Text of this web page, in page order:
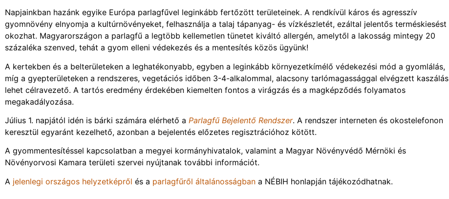
Napjainkban hazánk egyike Európa parlagfűvel leginkább fertőzött területeinek. A rendkívül káros és agresszív
gyomnövény elnyomja a kultúrnövényeket, felhasználja a talaj tápanyag- és vízkészletét, ezáltal jelentős terméskiesést
okozhat. Magyarországon a parlagfű a legtöbb kellemetlen tünetet kiváltó allergén, amelytől a lakosság mintegy 20
százaléka szenved, tehát a gyom elleni védekezés és a mentesítés közös ügyünk!
A kertekben és a belterületeken a leghatékonyabb, egyben a leginkább környezetkímélő védekezési mód a gyomlálás,
míg a gyepterületeken a rendszeres, vegetációs időben 3-4-alkalommal, alacsony tarlómagassággal elvégzett kaszálás
lehet célravezető. A tartós eredmény érdekében kiemelten fontos a virágzás és a magképződés folyamatos
megakadályozása.
Július 1. napjától idén is bárki számára elérhető a Parlagfű Bejelentő Rendszer. A rendszer interneten és okostelefonon
keresztül egyaránt kezelhető, azonban a bejelentés előzetes regisztrációhoz kötött.
A gyommentesítéssel kapcsolatban a megyei kormányhivatalok, valamint a Magyar Növényvédő Mérnöki és
Növényorvosi Kamara területi szervei nyújtanak további információt.
A jelenlegi országos helyzetképről és a parlagfűről általánosságban a NÉBIH honlapján tájékozódhatnak.